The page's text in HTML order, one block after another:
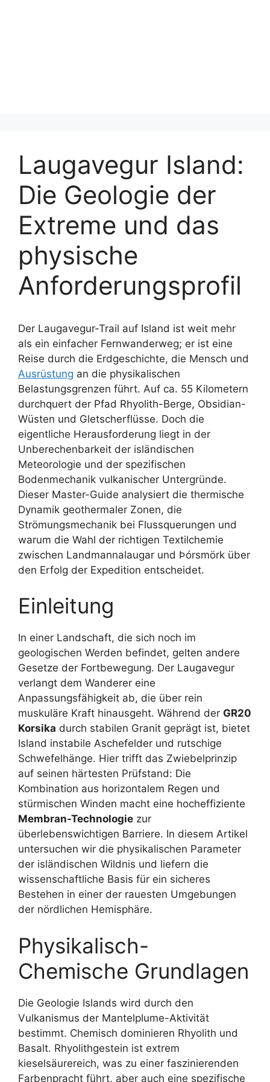
Laugavegur Island:
Die Geologie der
Extreme und das
physische
Anforderungsprofil
Der Laugavegur-Trail auf Island ist weit mehr
als ein einfacher Fernwanderweg; er ist eine
Reise durch die Erdgeschichte, die Mensch und
Ausrüstung an die physikalischen
Belastungsgrenzen führt. Auf ca. 55 Kilometern
durchquert der Pfad Rhyolith-Berge, Obsidian-
Wüsten und Gletscherflüsse. Doch die
eigentliche Herausforderung liegt in der
Unberechenbarkeit der isländischen
Meteorologie und der spezifischen
Bodenmechanik vulkanischer Untergründe.
Dieser Master-Guide analysiert die thermische
Dynamik geothermaler Zonen, die
Strömungsmechanik bei Flussquerungen und
warum die Wahl der richtigen Textilchemie
zwischen Landmannalaugar und Þórsmörk über
den Erfolg der Expedition entscheidet.
Einleitung
In einer Landschaft, die sich noch im
geologischen Werden befindet, gelten andere
Gesetze der Fortbewegung. Der Laugavegur
verlangt dem Wanderer eine
Anpassungsfähigkeit ab, die über rein
muskuläre Kraft hinausgeht. Während der GR20
Korsika durch stabilen Granit geprägt ist, bietet
Island instabile Aschefelder und rutschige
Schwefelhänge. Hier trifft das Zwiebelprinzip
auf seinen härtesten Prüfstand: Die
Kombination aus horizontalem Regen und
stürmischen Winden macht eine hocheffiziente
Membran-Technologie zur
überlebenswichtigen Barriere. In diesem Artikel
untersuchen wir die physikalischen Parameter
der isländischen Wildnis und liefern die
wissenschaftliche Basis für ein sicheres
Bestehen in einer der rauesten Umgebungen
der nördlichen Hemisphäre.
Physikalisch-
Chemische Grundlagen
Die Geologie Islands wird durch den
Vulkanismus der Mantelplume-Aktivität
bestimmt. Chemisch dominieren Rhyolith und
Basalt. Rhyolithgestein ist extrem
kieselsäurereich, was zu einer faszinierenden
Farbenpracht führt, aber auch eine spezifische